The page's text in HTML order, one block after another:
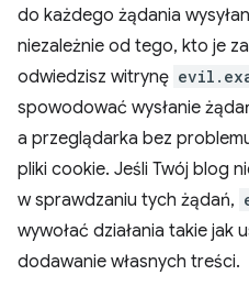
do każdego żądania
niezależnie od tego, kto je
odwiedzisz witrynę
spowodować wysłanie
a przeglądarka bez
pliki cookie. Jeśli Twój blog
w sprawdzaniu tych żądań,
wywołać działania takie jak
dodawanie własnych treści.